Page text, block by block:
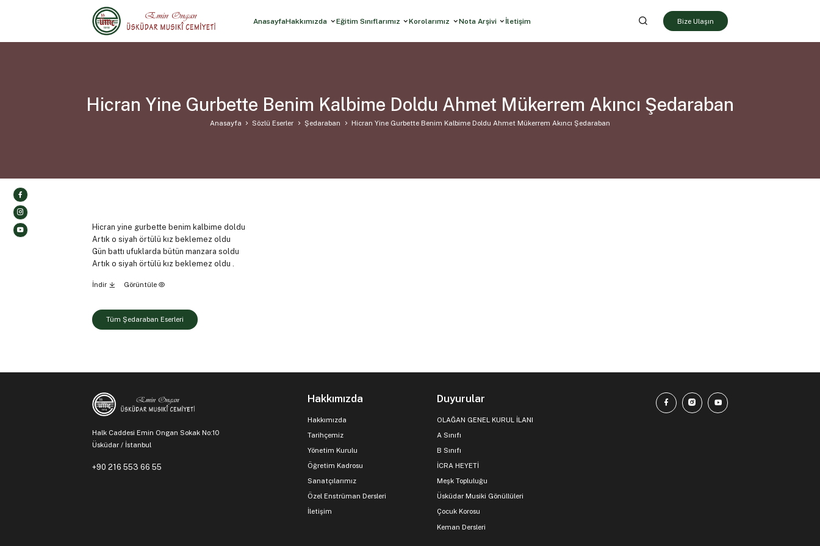
AnasayfaHakkımızda Eğitim Sınıflarımız Korolarımız Nota Arşivi İletişim Bize Ulaşın
Hicran Yine Gurbette Benim Kalbime Doldu Ahmet Mükerrem Akıncı Şedaraban
Anasayfa Sözlü Eserler Şedaraban Hicran Yine Gurbette Benim Kalbime Doldu Ahmet Mükerrem Akıncı Şedaraban
Hicran yine gurbette benim kalbime doldu
Artık o siyah örtülü kız beklemez oldu
Gün battı ufuklarda bütün manzara soldu
Artık o siyah örtülü kız beklemez oldu .
İndir Görüntüle
Tüm Şedaraban Eserleri
Halk Caddesi Emin Ongan Sokak No:10
Üsküdar / İstanbul
+90 216 553 66 55
Hakkımızda
Hakkımızda
Tarihçemiz
Yönetim Kurulu
Öğretim Kadrosu
Sanatçılarımız
Özel Enstrüman Dersleri
İletişim
Duyurular
OLAĞAN GENEL KURUL İLANI
A Sınıfı
B Sınıfı
İCRA HEYETİ
Meşk Topluluğu
Üsküdar Musiki Gönüllüleri
Çocuk Korosu
Keman Dersleri